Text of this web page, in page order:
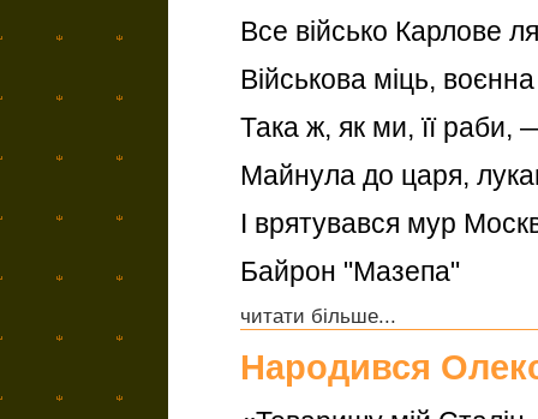
Все військо Карлове
Військова міць,
Така ж, як ми, її раби,
Майнула до царя,
І врятувався мур
Байрон "Мазепа"
читати більше...
Народився